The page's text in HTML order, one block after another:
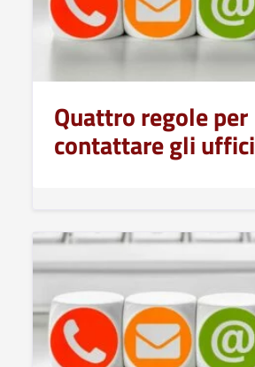
Quattro regole per
contattare gli uffici